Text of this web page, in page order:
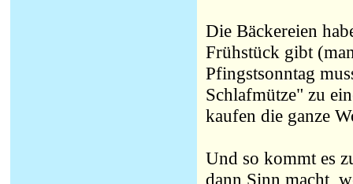
Die Bäckereien
Frühstück gibt
Pfingstsonntag
Schlafmütze" zu
kaufen die ganze
Und so kommt es
dann Sinn macht,